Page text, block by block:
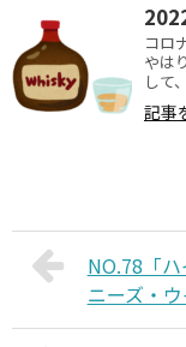
コロ
やは
して
記事
NO.78「
ニーズ・